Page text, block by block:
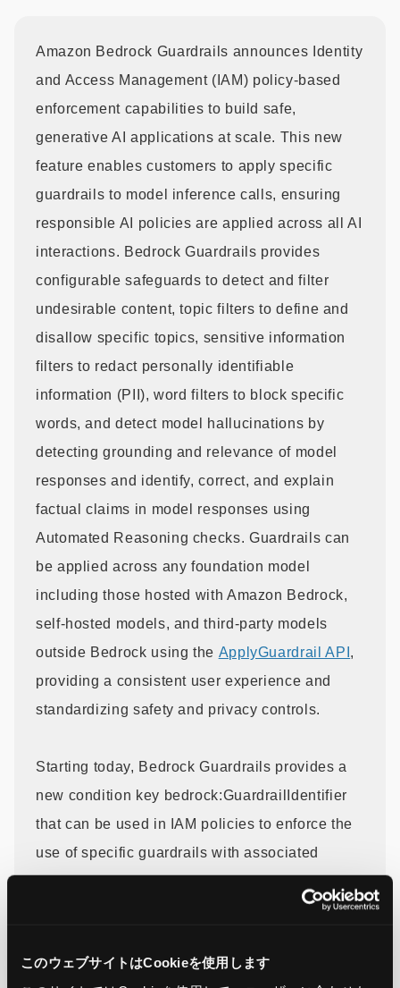
このウェブサイトはCookieを使用します
Amazon Bedrock Guardrails announces Identity
and Access Management (IAM) policy-based
enforcement capabilities to build safe,
generative AI applications at scale. This new
feature enables customers to apply specific
guardrails to model inference calls, ensuring
responsible AI policies are applied across all AI
interactions. Bedrock Guardrails provides
configurable safeguards to detect and filter
undesirable content, topic filters to define and
disallow specific topics, sensitive information
filters to redact personally identifiable
information (PII), word filters to block specific
words, and detect model hallucinations by
detecting grounding and relevance of model
responses and identify, correct, and explain
factual claims in model responses using
Automated Reasoning checks. Guardrails can
be applied across any foundation model
including those hosted with Amazon Bedrock,
self-hosted models, and third-party models
outside Bedrock using the ApplyGuardrail API ,
providing a consistent user experience and
standardizing safety and privacy controls.
Starting today, Bedrock Guardrails provides a
new condition key bedrock:GuardrailIdentifier
that can be used in IAM policies to enforce the
use of specific guardrails with associated
on all Bedrock Invoke and Converse APIs. If the
match the specified guardrail, the request will